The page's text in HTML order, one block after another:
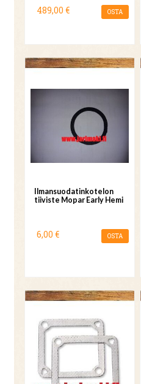
489,00 € OSTA
Ilmansuodatinkotelon
tiiviste Mopar Early Hemi
6,00 € OSTA